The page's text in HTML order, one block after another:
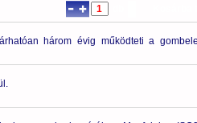
három évig működteti a